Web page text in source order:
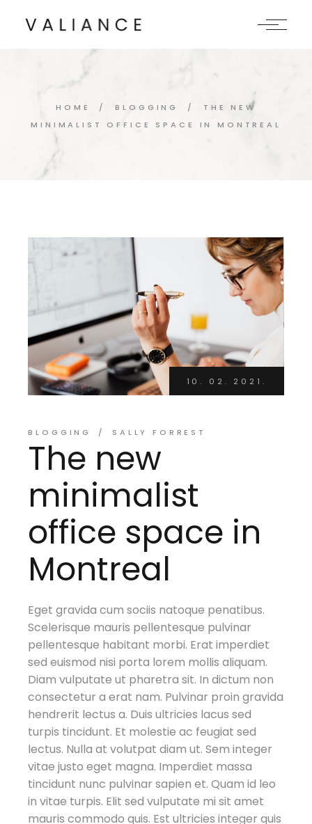
HOME BLOGGING
THE NEW
MINIMALIST OFFICE SPACE IN MONTREAL
10. 02. 2021.
BLOGGING SALLY FORREST
The new
minimalist
office space in
Montreal
Eget gravida cum sociis natoque penatibus.
Scelerisque mauris pellentesque pulvinar
pellentesque habitant morbi. Erat imperdiet
sed euismod nisi porta lorem mollis aliquam.
Diam vulputate ut pharetra sit. In dictum non
consectetur a erat nam. Pulvinar proin gravida
hendrerit lectus a. Duis ultricies lacus sed
turpis tincidunt. Et molestie ac feugiat sed
lectus. Nulla at volutpat diam ut. Sem integer
vitae justo eget magna. Imperdiet massa
tincidunt nunc pulvinar sapien et. Quam id leo
in vitae turpis. Elit sed vulputate mi sit amet
mauris commodo quis. Est ultricies integer quis